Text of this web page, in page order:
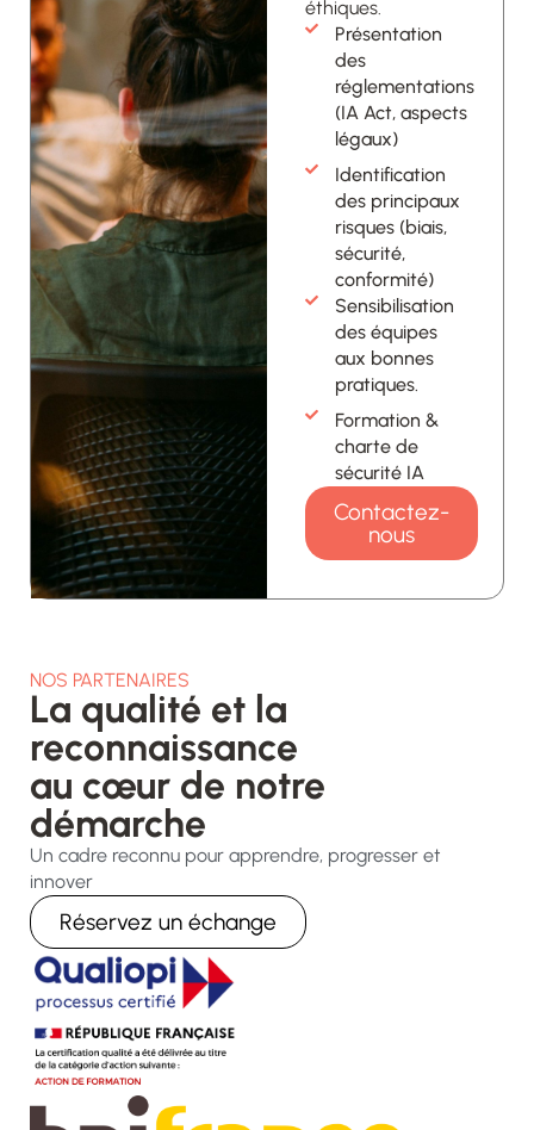
éthiques.
Présentation
des
réglementations
(IA Act, aspects
légaux)
Identification
des principaux
risques (biais,
sécurité,
conformité)
Sensibilisation
des équipes
aux bonnes
pratiques.
Formation &
charte de
sécurité IA
Contactez-
nous
NOS PARTENAIRES
La qualité et la
reconnaissance
au cœur de notre
démarche
Un cadre reconnu pour apprendre, progresser et
innover
Réservez un échange